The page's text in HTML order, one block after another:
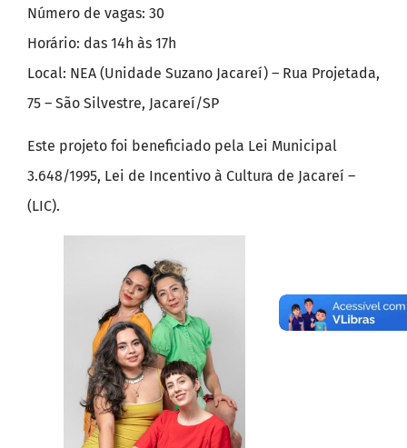
Número de vagas: 30
Horário: das 14h às 17h
Local: NEA (Unidade Suzano Jacareí) – Rua Projetada,
75 – São Silvestre, Jacareí/SP
Este projeto foi beneficiado pela Lei Municipal
3.648/1995, Lei de Incentivo à Cultura de Jacareí –
(LIC).